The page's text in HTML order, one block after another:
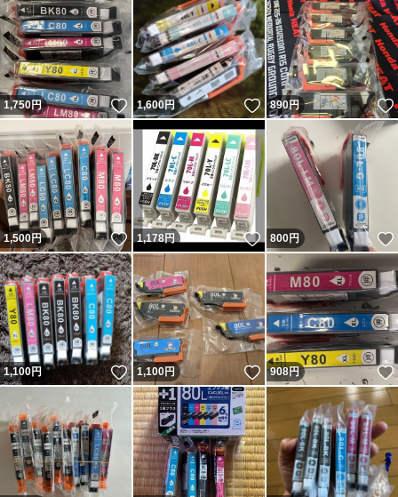
1,750円 いいね！
1,600円 いいね！
890円
1,500円 いいね！
1,178円 いいね！
800円
1,100円 いいね！
1,100円 いいね！
908円